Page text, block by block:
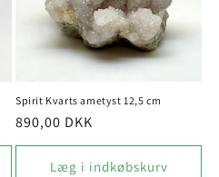
Spirit Kvarts ametyst 12,5 cm
Normalpris
890,00 DKK
Læg i indkøbskurv